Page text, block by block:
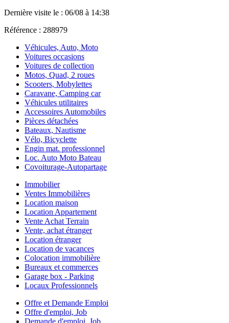
Dernière visite le : 06/08 à 14:38
Référence : 288979
Véhicules, Auto, Moto
Voitures occasions
Voitures de collection
Motos, Quad, 2 roues
Scooters, Mobylettes
Caravane, Camping car
Véhicules utilitaires
Accessoires Automobiles
Pièces détachées
Bateaux, Nautisme
Vélo, Bicyclette
Engin mat. professionnel
Loc. Auto Moto Bateau
Covoiturage-Autopartage
Immobilier
Ventes Immobilières
Location maison
Location Appartement
Vente Achat Terrain
Vente, achat étranger
Location étranger
Location de vacances
Colocation immobilière
Bureaux et commerces
Garage box - Parking
Locaux Professionnels
Offre et Demande Emploi
Offre d'emploi, Job
Demande d'emploi, Job